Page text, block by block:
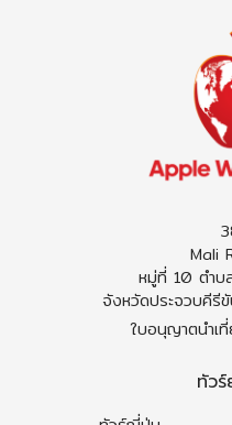
Mali
หมู่ที่ 10 ตำบ
จังหวัดประจวบคีรี
ใบอนุญาตนำเ
ทัว